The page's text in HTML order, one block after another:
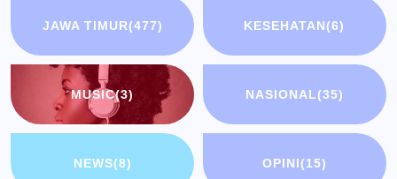
JAWA TIMUR(477) KESEHATAN(6)
MUSIC(3) NASIONAL(35)
NEWS(8) OPINI(15)